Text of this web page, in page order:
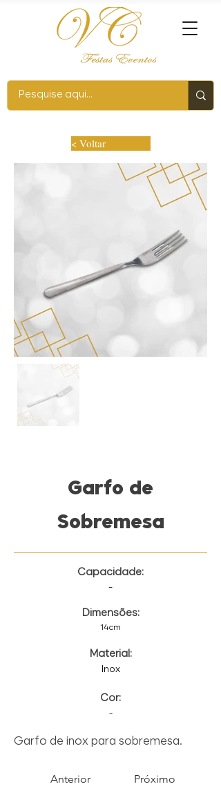
< Voltar
Garfo de
Sobremesa
Capacidade:
-
Dimensões:
14cm
Material:
Inox
Cor:
-
Garfo de inox para sobremesa.
Anterior Próximo